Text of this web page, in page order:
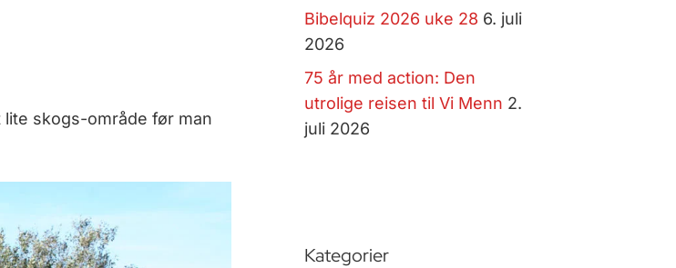
skogs-område før man
Bibelquiz 2026 uke 28 6. juli
2026
75 år med action: Den
utrolige reisen til Vi Menn 2.
juli 2026
Kategorier